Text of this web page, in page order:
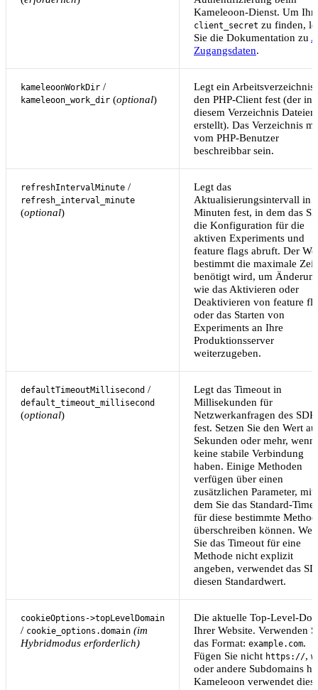
Kameleoon-Dienst. Um Ihr
client_secret zu finden,
Sie die Dokumentation zu
Zugangsdaten.
kameleoonWorkDir /
kameleoon_work_dir (optional)
Legt ein Arbeitsverzeichnis
den PHP-Client fest (der in
diesem Verzeichnis Dateien
erstellt). Das Verzeichnis
vom PHP-Benutzer
beschreibbar sein.
refreshIntervalMinute /
refresh_interval_minute
(optional)
Legt das
Aktualisierungsintervall in
Minuten fest, in dem das
die Konfiguration für die
aktiven Experiments und
feature flags abruft. Der
bestimmt die maximale
benötigt wird, um
wie das Aktivieren oder
Deaktivieren von feature
oder das Starten von
Experiments an Ihre
Produktionsserver
weiterzugeben.
defaultTimeoutMillisecond /
default_timeout_millisecond
(optional)
Legt das Timeout in
Millisekunden für
Netzwerkanfragen des SDK
fest. Setzen Sie den Wert
Sekunden oder mehr, wenn
keine stabile Verbindung
haben. Einige Methoden
verfügen über einen
zusätzlichen Parameter, mit
dem Sie das Standard-
für diese bestimmte
überschreiben können.
Sie das Timeout für eine
Methode nicht explizit
angeben, verwendet das
diesen Standardwert.
cookieOptions->topLevelDomain
/ cookie_options.domain (im
Hybridmodus erforderlich)
Die aktuelle Top-Level-
Ihrer Website. Verwenden
das Format: example.com.
Fügen Sie nicht https://,
oder andere Subdomains
Kameleoon verwendet